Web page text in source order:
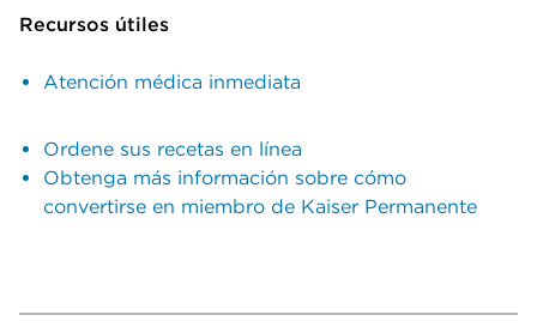
Recursos útiles
Atención médica inmediata
Ordene sus recetas en línea
Obtenga más información sobre cómo
convertirse en miembro de Kaiser Permanente